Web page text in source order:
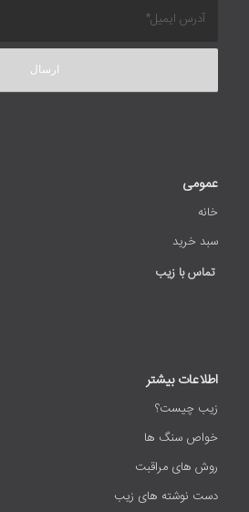
عمومی
خانه
سبد خرید
تماس با زیب
اطلاعات بیشتر
زیب چیست؟
خواص سنگ ها
روش های مراقبت
دست نوشته های زیب